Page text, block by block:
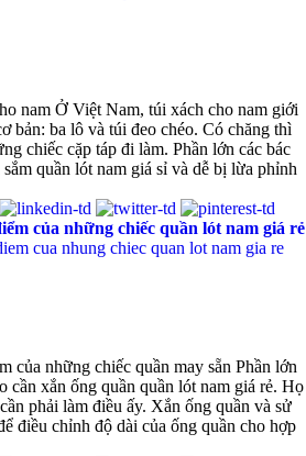
nam Ở Việt Nam, túi xách cho nam giới
bản: ba lô và túi đeo chéo. Có chăng thì
chiếc cặp táp đi làm. Phần lớn các bác
quần lót nam giá sỉ và dễ bị lừa phỉnh
của những chiếc quần lót nam giá rẻ
của những chiếc quần may sẵn Phần lớn
cần xắn ống quần quần lót nam giá rẻ. Họ
phải làm điều ấy. Xắn ống quần và sử
điều chỉnh độ dài của ống quần cho hợp